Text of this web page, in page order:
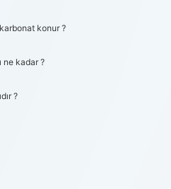
konur ?
ne kadar ?
?